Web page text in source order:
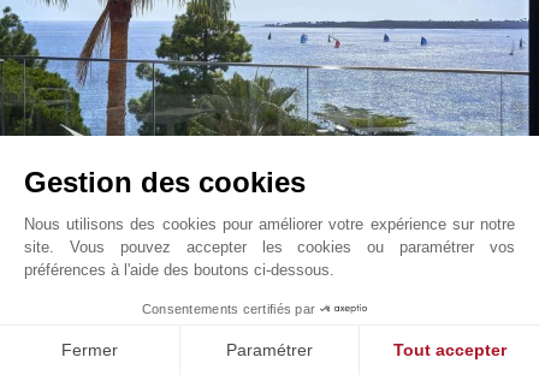
Cannes - Californie
Cote d'Azur, France
À partir de5 000 EUR
Gestion des cookies
Nous utilisons des cookies pour améliorer votre expérience sur notre
site. Vous pouvez accepter les cookies ou paramétrer vos
préférences à l'aide des boutons ci-dessous.
Consentements certifiés par
Fermer Paramétrer Tout accepter